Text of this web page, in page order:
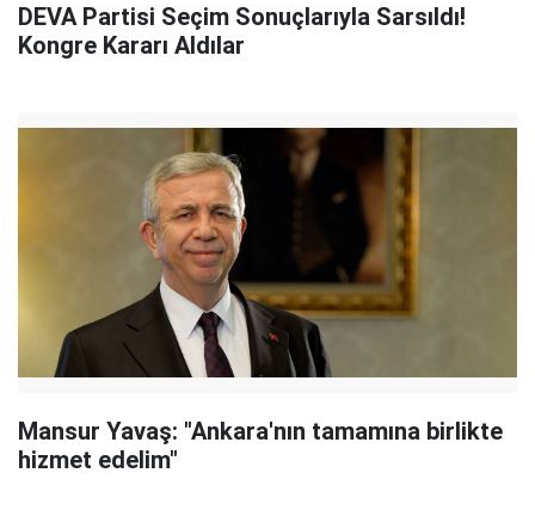
DEVA Partisi Seçim Sonuçlarıyla Sarsıldı!
Kongre Kararı Aldılar
Mansur Yavaş: "Ankara'nın tamamına birlikte
hizmet edelim"